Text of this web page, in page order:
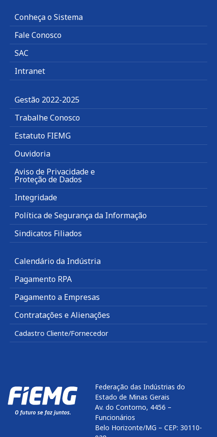
Conheça o Sistema
Fale Conosco
SAC
Intranet
Gestão 2022-2025
Trabalhe Conosco
Estatuto FIEMG
Ouvidoria
Aviso de Privacidade e
Proteção de Dados
Integridade
Política de Segurança da Informação
Sindicatos Filiados
Calendário da Indústria
Pagamento RPA
Pagamento a Empresas
Contratações e Alienações
Cadastro Cliente/Fornecedor
Federação das Indústrias do
Estado de Minas Gerais
Av. do Contorno, 4456 –
Funcionários
Belo Horizonte/MG – CEP: 30110-